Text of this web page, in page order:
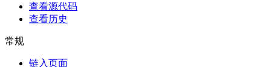
查看源代码
查看历史
常规
链入页面